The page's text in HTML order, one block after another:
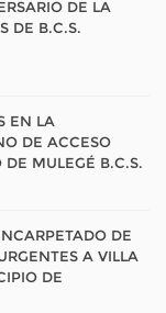
DE LA
DE B.C.S.
EN LA
DE ACCESO
MULEGÉ B.C.S.
DE
A VILLA
DE